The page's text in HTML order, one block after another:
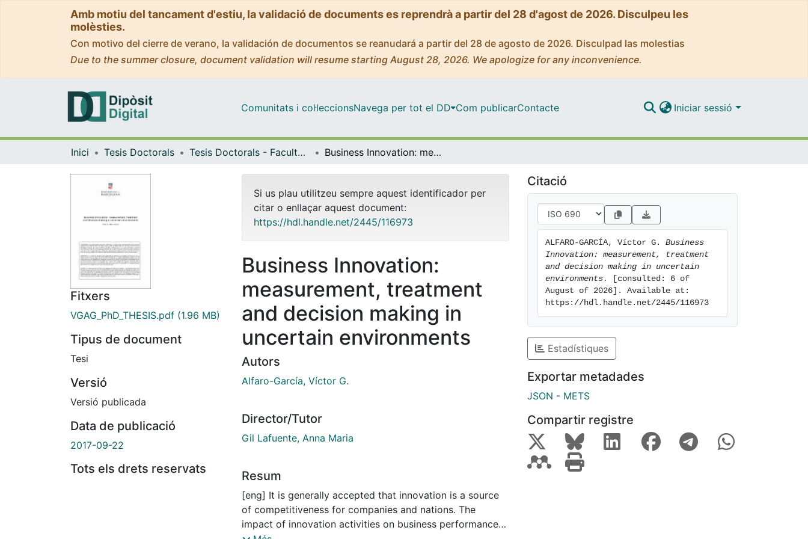
Amb motiu del tancament d'estiu, la validació de documents es reprendrà a partir del 28 d'agost de 2026. Disculpeu les
molèsties.
Con motivo del cierre de verano, la validación de documentos se reanudará a partir del 28 de agosto de 2026. Disculpad las molestias
Due to the summer closure, document validation will resume starting August 28, 2026. We apologize for any inconvenience.
Comunitats i col·leccionsNavega per tot el DD Com publicarContacte Iniciar sessió
Inici Tesis Doctorals Tesis Doctorals - Facultat - Economia i Empresa Business Innovation: measurement, treatment and decision making in uncertain environments
Fitxers
VGAG_PhD_THESIS.pdf (1.96 MB)
Tipus de document
Tesi
Versió
Versió publicada
Data de publicació
2017-09-22
Tots els drets reservats
Si us plau utilitzeu sempre aquest identificador per
citar o enllaçar aquest document:
https://hdl.handle.net/2445/116973
Business Innovation:
measurement, treatment
and decision making in
uncertain environments
Autors
Alfaro-García, Víctor G.
Director/Tutor
Gil Lafuente, Anna Maria
Resum
[eng] It is generally accepted that innovation is a source
of competitiveness for companies and nations. The
impact of innovation activities on business performance
Citació
ALFARO-GARCÍA, Víctor G. Business
Innovation: measurement, treatment
and decision making in uncertain
environments.
[consulted: 6 of
August of 2026]. Available at:
https://hdl.handle.net/2445/116973
Estadístiques
Exportar metadades
JSON - METS
Compartir registre